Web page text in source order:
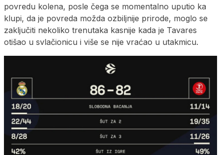
povredu kolena, posle čega se momentalno uputio ka
klupi, da je povreda možda ozbiljnije prirode, moglo se
zaključiti nekoliko trenutaka kasnije kada je Tavares
otišao u svlačionicu i više se nije vraćao u utakmicu.